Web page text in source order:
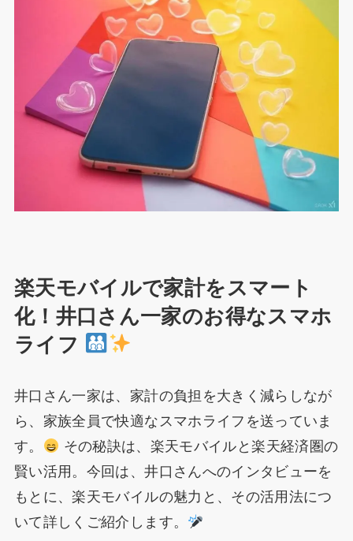
楽天モバイルで家計をスマート
化！井口さん一家のお得なスマホ
ライフ
井口さん一家は、家計の負担を大きく減らしなが
ら、家族全員で快適なスマホライフを送っていま
す。
その秘訣は、楽天モバイルと楽天経済圏の
賢い活用。今回は、井口さんへのインタビューを
もとに、楽天モバイルの魅力と、その活用法につ
いて詳しくご紹介します。